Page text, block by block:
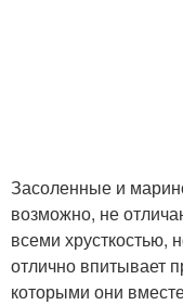
Засоленные и
возможно, не
всеми хрусткостью,
отлично впитывает
которыми они